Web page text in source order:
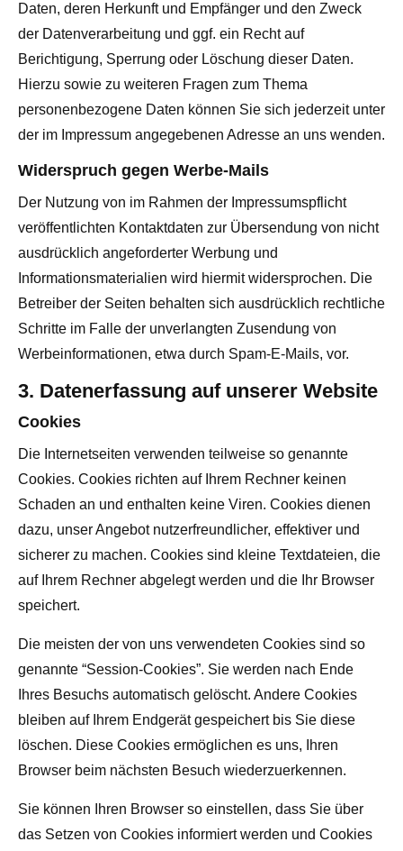
Daten, deren Herkunft und Empfänger und den Zweck
der Datenverarbeitung und ggf. ein Recht auf
Berichtigung, Sperrung oder Löschung dieser Daten.
Hierzu sowie zu weiteren Fragen zum Thema
personenbezogene Daten können Sie sich jederzeit unter
der im Impressum angegebenen Adresse an uns wenden.
Widerspruch gegen Werbe-Mails
Der Nutzung von im Rahmen der Impressumspflicht
veröffentlichten Kontaktdaten zur Übersendung von nicht
ausdrücklich angeforderter Werbung und
Informationsmaterialien wird hiermit widersprochen. Die
Betreiber der Seiten behalten sich ausdrücklich rechtliche
Schritte im Falle der unverlangten Zusendung von
Werbeinformationen, etwa durch Spam-E-Mails, vor.
3. Datenerfassung auf unserer Website
Cookies
Die Internetseiten verwenden teilweise so genannte
Cookies. Cookies richten auf Ihrem Rechner keinen
Schaden an und enthalten keine Viren. Cookies dienen
dazu, unser Angebot nutzerfreundlicher, effektiver und
sicherer zu machen. Cookies sind kleine Textdateien, die
auf Ihrem Rechner abgelegt werden und die Ihr Browser
speichert.
Die meisten der von uns verwendeten Cookies sind so
genannte “Session-Cookies”. Sie werden nach Ende
Ihres Besuchs automatisch gelöscht. Andere Cookies
bleiben auf Ihrem Endgerät gespeichert bis Sie diese
löschen. Diese Cookies ermöglichen es uns, Ihren
Browser beim nächsten Besuch wiederzuerkennen.
Sie können Ihren Browser so einstellen, dass Sie über
das Setzen von Cookies informiert werden und Cookies